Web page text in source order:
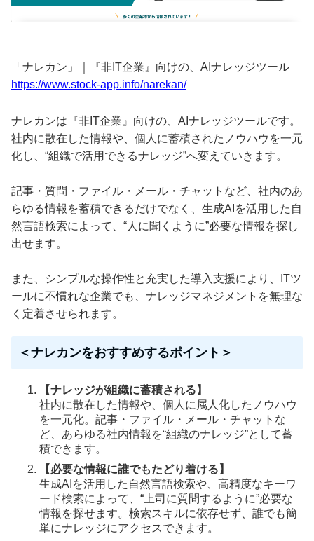
「ナレカン」｜『非IT企業』向けの、AIナレッジツール
https://www.stock-app.info/narekan/
ナレカンは『非IT企業』向けの、AIナレッジツールです。
社内に散在した情報や、個人に蓄積されたノウハウを一元
化し、“組織で活用できるナレッジ”へ変えていきます。
記事・質問・ファイル・メール・チャットなど、社内のあ
らゆる情報を蓄積できるだけでなく、生成AIを活用した自
然言語検索によって、“人に聞くように”必要な情報を探し
出せます。
また、シンプルな操作性と充実した導入支援により、ITツ
ールに不慣れな企業でも、ナレッジマネジメントを無理な
く定着させられます。
＜ナレカンをおすすめするポイント＞
【ナレッジが組織に蓄積される】
社内に散在した情報や、個人に属人化したノウハウ
を一元化。記事・ファイル・メール・チャットな
ど、あらゆる社内情報を“組織のナレッジ”として蓄
積できます。
【必要な情報に誰でもたどり着ける】
生成AIを活用した自然言語検索や、高精度なキーワ
ード検索によって、“上司に質問するように”必要な
情報を探せます。検索スキルに依存せず、誰でも簡
単にナレッジにアクセスできます。